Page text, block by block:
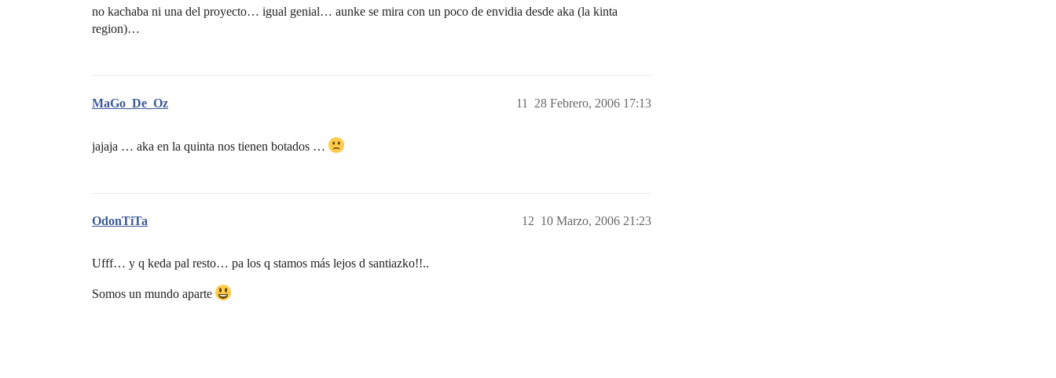
no kachaba ni una del proyecto… igual genial… aunke se mira con un poco de envidia desde aka (la kinta
region)…
MaGo_De_Oz 28 Febrero, 2006 17:13
11
jajaja … aka en la quinta nos tienen botados …
OdonTiTa 10 Marzo, 2006 21:23
12
Ufff… y q keda pal resto… pa los q stamos más lejos d santiazko!!..
Somos un mundo aparte